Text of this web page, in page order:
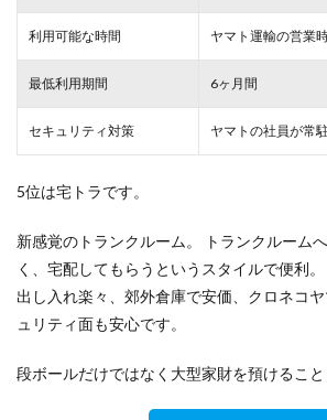
利用可能な時間 ヤマト運輸の営業
最低利用期間 6ヶ月間
セキュリティ対策 ヤマトの社員が常
5位は宅トラです。
新感覚のトランクルーム。 トランクルーム
く、宅配してもらうというスタイルで便利。
出し入れ楽々、郊外倉庫で安価、クロネコ
ュリティ面も安心です。
段ボールだけではなく大型家財を預けること